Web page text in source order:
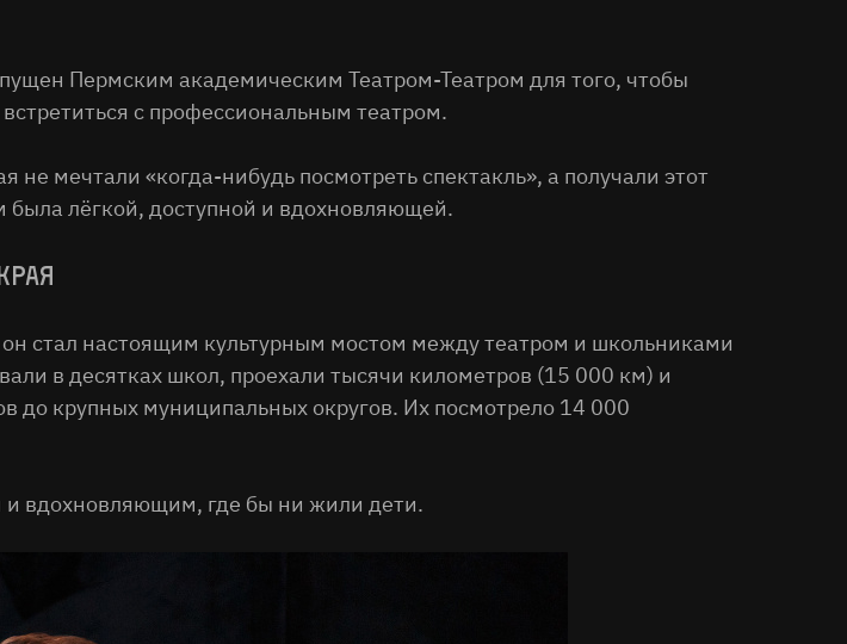
Пермским академическим Театром-Театром для того, чтобы
с профессиональным театром.
мечтали «когда-нибудь посмотреть спектакль», а получали этот
была лёгкой, доступной и вдохновляющей.
стал настоящим культурным мостом между театром и школьниками
в десятках школ, проехали тысячи километров (15 000 км) и
до крупных муниципальных округов. Их посмотрело 14 000
вдохновляющим, где бы ни жили дети.